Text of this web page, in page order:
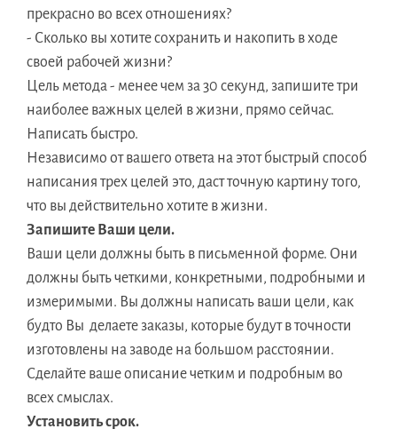
прекрасно во всех отношениях?
- Сколько вы хотите сохранить и накопить в ходе
своей рабочей жизни?
Цель метода - менее чем за 30 секунд, запишите три
наиболее важных целей в жизни, прямо сейчас.
Написать быстро.
Независимо от вашего ответа на этот быстрый способ
написания трех целей это, даст точную картину того,
что вы действительно хотите в жизни.
Запишите Ваши цели.
Ваши цели должны быть в письменной форме. Они
должны быть четкими, конкретными, подробными и
измеримыми. Вы должны написать ваши цели, как
будто Вы делаете заказы, которые будут в точности
изготовлены на заводе на большом расстоянии.
Сделайте ваше описание четким и подробным во
всех смыслах.
Установить срок.